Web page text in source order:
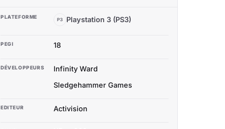
PLATEFORME P3 Playstation 3 (PS3)
PEGI 18
DÉVELOPPEURS
Infinity Ward
Sledgehammer Games
EDITEUR Activision